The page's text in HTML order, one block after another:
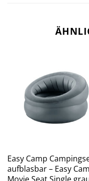
Easy Camp
aufblasbar – Easy